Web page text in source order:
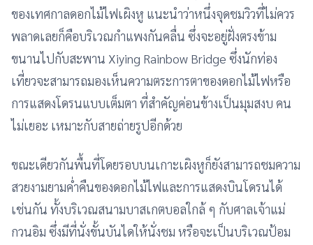
ของเทศกาลดอกไม้ไฟเผิงหู แนะนำว่าหนึ่งจุดชมวิวที่ไม่ควร
พลาดเลยก็คือบริเวณกำแพงกันคลื่น ซึ่งจะอยู่ฝั่งตรงข้าม
ขนานไปกับสะพาน Xiying Rainbow Bridge ซึ่งนักท่อง
เที่ยวจะสามารถมองเห็นความตระการตาของดอกไม้ไฟหรือ
การแสดงโดรนแบบเต็มตา ที่สำคัญค่อนข้างเป็นมุมสงบ คน
ไม่เยอะ เหมาะกับสายถ่ายรูปอีกด้วย
ขณะเดียวกันพื้นที่โดยรอบบนเกาะเผิงหูก็ยังสามารถชมความ
สวยงามยามค่ำคืนของดอกไม้ไฟและการแสดงบินโดรนได้
เช่นกัน ทั้งบริเวณสนามบาสเกตบอลใกล้ ๆ กับศาลเจ้าแม่
กวนอิม ซึ่งมีที่นั่งขั้นบันไดให้นั่งชม หรือจะเป็นบริเวณป้อม